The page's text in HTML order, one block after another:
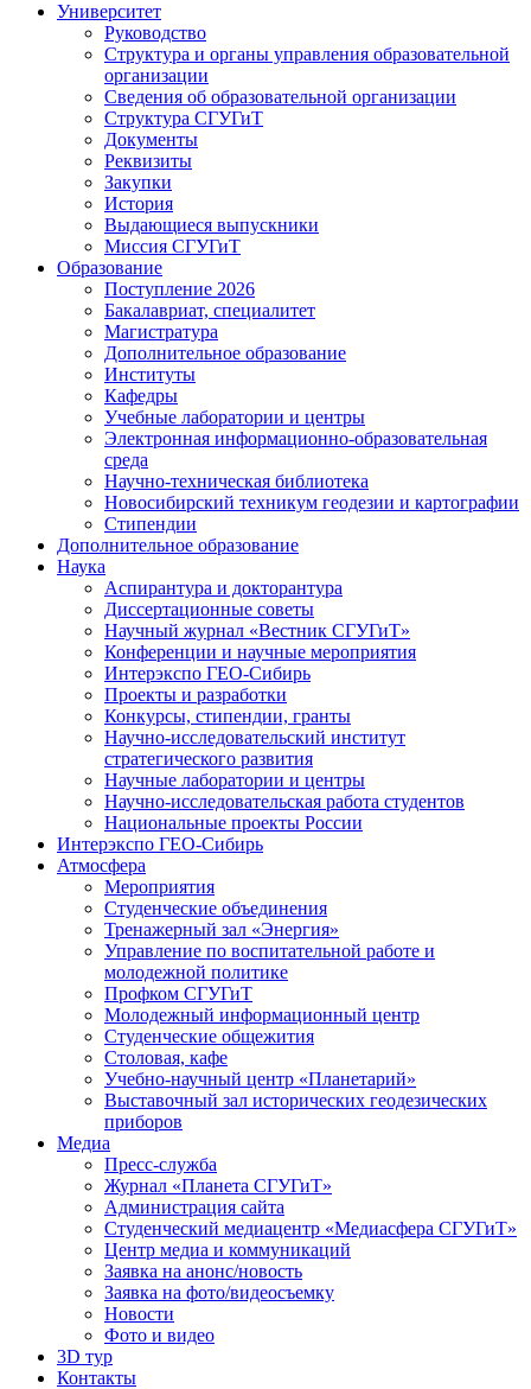
Университет
Руководство
Структура и органы управления образовательной
организации
Сведения об образовательной организации
Структура СГУГиТ
Документы
Реквизиты
Закупки
История
Выдающиеся выпускники
Миссия СГУГиТ
Образование
Поступление 2026
Бакалавриат, специалитет
Магистратура
Дополнительное образование
Институты
Кафедры
Учебные лаборатории и центры
Электронная информационно-образовательная
среда
Научно-техническая библиотека
Новосибирский техникум геодезии и картографии
Стипендии
Дополнительное образование
Наука
Аспирантура и докторантура
Диссертационные советы
Научный журнал «Вестник СГУГиТ»
Конференции и научные мероприятия
Интерэкспо ГЕО-Сибирь
Проекты и разработки
Конкурсы, стипендии, гранты
Научно-исследовательский институт
стратегического развития
Научные лаборатории и центры
Научно-исследовательская работа студентов
Национальные проекты России
Интерэкспо ГЕО-Сибирь
Атмосфера
Мероприятия
Студенческие объединения
Тренажерный зал «Энергия»
Управление по воспитательной работе и
молодежной политике
Профком СГУГиТ
Молодежный информационный центр
Студенческие общежития
Столовая, кафе
Учебно-научный центр «Планетарий»
Выставочный зал исторических геодезических
приборов
Медиа
Пресс-служба
Журнал «Планета СГУГиТ»
Администрация сайта
Студенческий медиацентр «Медиасфера СГУГиТ»
Центр медиа и коммуникаций
Заявка на анонс/новость
Заявка на фото/видеосъемку
Новости
Фото и видео
3D тур
Контакты